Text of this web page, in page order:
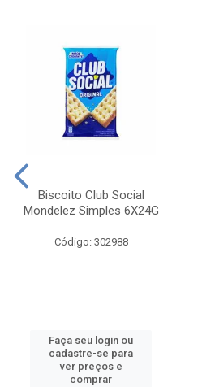
Biscoito Club Social
Mondelez Simples 6X24G
Código: 302988
Faça seu login ou
cadastre-se para
ver preços e
comprar